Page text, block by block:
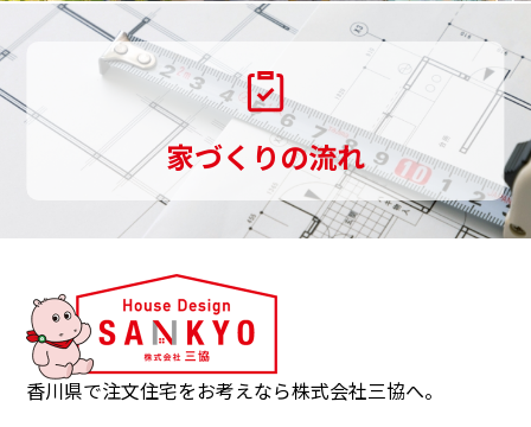
し
は、
観
音
家づくりの流れ
香川県で注文住宅をお考えなら株式会社三協へ。